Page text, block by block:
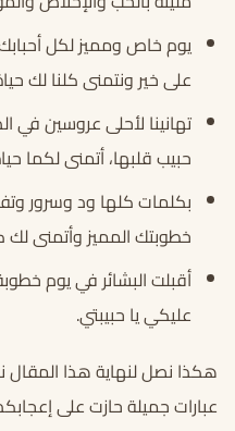
يوم خاص ومميز لكل
على خير ونتمنى كلنا لك
تهانينا لأحلى عروسين
حبيب قلبها، أتمنى لكما
بكلمات كلها ود وسرور
خطوبتك المميز وأتمنى لك
أقبلت البشائر في يوم
عليكي يا حبيبتي.
هكذا نصل لنهاية هذا
عبارات جميلة حازت على